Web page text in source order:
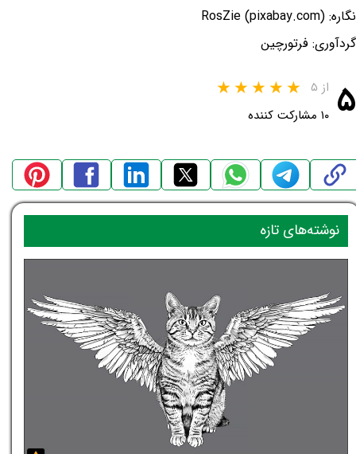
نگاره: RosZie (pixabay.com)
گردآوری: فرتورچین
۵ از ۵
۱۰ مشارکت کننده
نوشته‌های تازه